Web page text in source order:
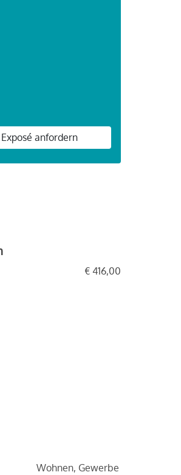
Exposé anfordern
€ 416,00
Wohnen, Gewerbe